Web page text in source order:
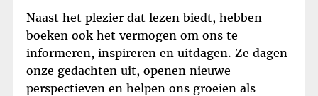
Naast het plezier dat lezen biedt, hebben
boeken ook het vermogen om ons te
informeren, inspireren en uitdagen. Ze dagen
onze gedachten uit, openen nieuwe
perspectieven en helpen ons groeien als